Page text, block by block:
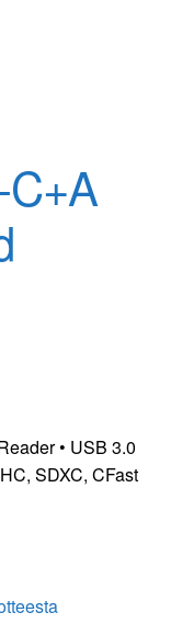
• USB 3.0
SDXC, CFast